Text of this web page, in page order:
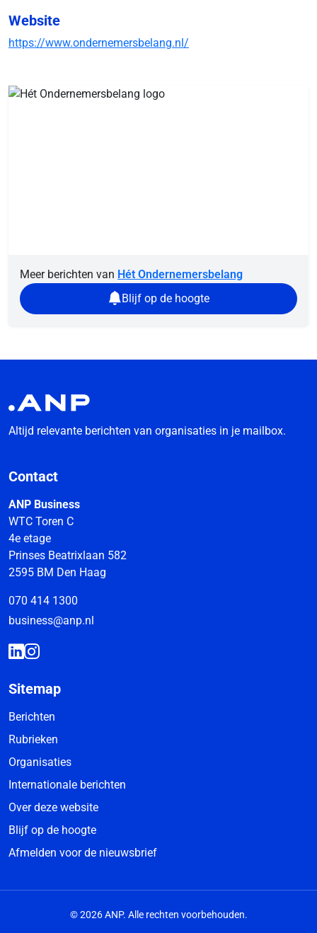
Website
https://www.ondernemersbelang.nl/
Meer berichten van Hét Ondernemersbelang
Blijf op de hoogte
Altijd relevante berichten van organisaties in je mailbox.
Contact
ANP Business
WTC Toren C
4e etage
Prinses Beatrixlaan 582
2595 BM Den Haag
070 414 1300
business@anp.nl
Sitemap
Berichten
Rubrieken
Organisaties
Internationale berichten
Over deze website
Blijf op de hoogte
Afmelden voor de nieuwsbrief
© 2026 ANP. Alle rechten voorbehouden.